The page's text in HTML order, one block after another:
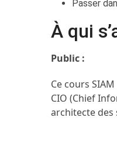
Passer
À qui
Public :
Ce cours
CIO (Chief
architecte des